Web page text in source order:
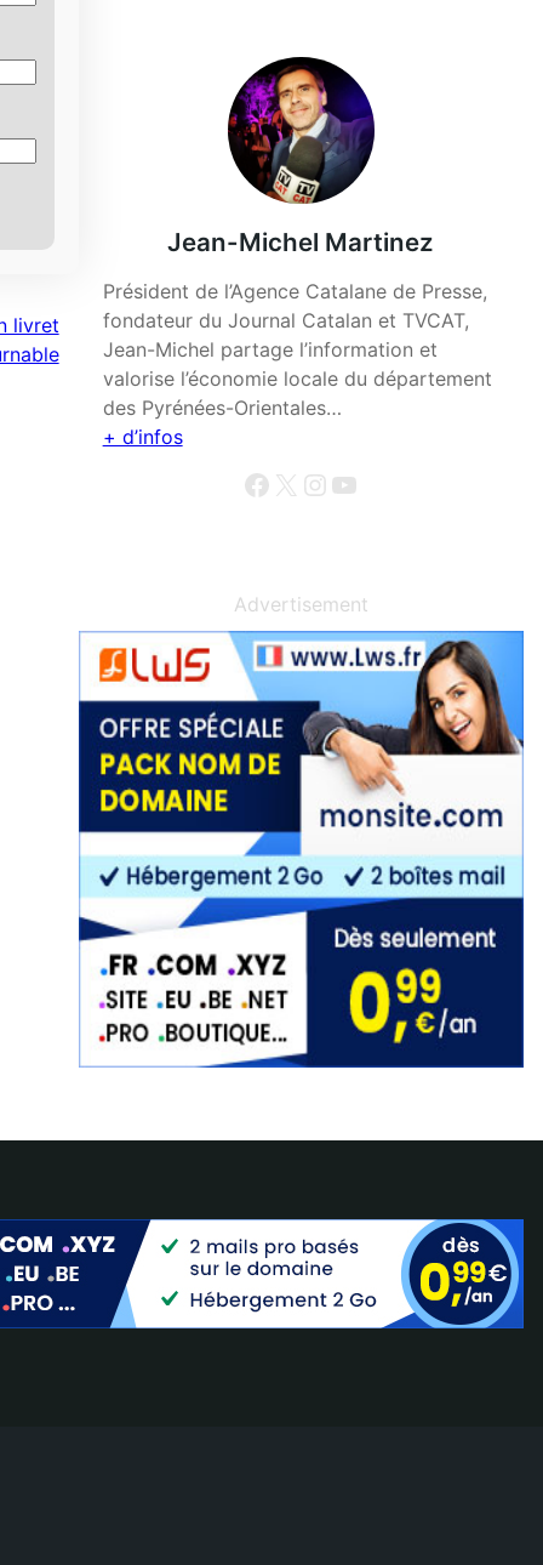
livret
Jean-Michel Martinez
Président de l’Agence Catalane de Presse,
fondateur du Journal Catalan et TVCAT,
Jean-Michel partage l’information et
valorise l’économie locale du département
des Pyrénées-Orientales…
+ d’infos
Facebook X InstagramYouTube
Advertisement